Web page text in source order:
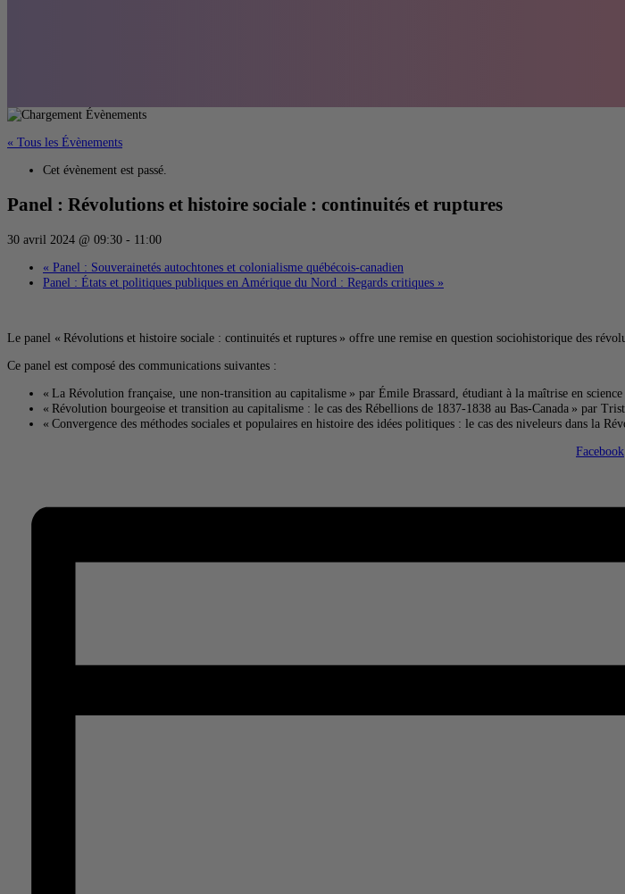
« Tous les Évènements
Cet évènement est passé.
Panel : Révolutions et histoire sociale : continuités et ruptures
30 avril 2024 @ 09:30 - 11:00
« Panel : Souverainetés autochtones et colonialisme québécois-canadien
Panel : États et politiques publiques en Amérique du Nord : Regards critiques »
Le panel « Révolutions et histoire sociale : continuités et ruptures » offre une remise en question sociohistorique des
Ce panel est composé des communications suivantes :
« La Révolution française, une non-transition au capitalisme » par Émile Brassard, étudiant à la maîtrise en
« Révolution bourgeoise et transition au capitalisme : le cas des Rébellions de 1837-1838 au Bas-Canada » par
« Convergence des méthodes sociales et populaires en histoire des idées politiques : le cas des niveleurs dans la
Facebook